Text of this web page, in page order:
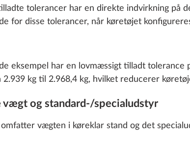
ccm, 103 kW/140 hk,
EB, med
35,0 kg
43.248 kr.
Tilføj
2.184 ccm,
Euro VI E,
tolerancer har en direkte indvirkning på
for disse tolerancer, når køretøjet
eksempel har en lovmæssigt tilladt tolerance
kg til 2.968,4 kg, hvilket reducerer
og standard-/specialudstyr
vægten i køreklar stand og det